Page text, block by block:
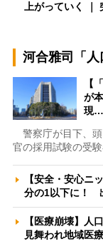
上がっていく ｜
河合雅司「人
【
が
現…
警察庁が目下、頭
官の採用試験の受
【安全・安心ニ
分の1以下に！
【医療崩壊】人
見舞われ地域